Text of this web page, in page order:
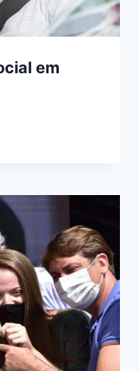
em